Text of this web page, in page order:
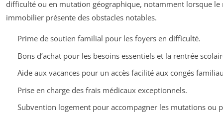
difficulté ou en mutation géographique, notamment lorsque le
immobilier présente des obstacles notables.
Prime de soutien familial pour les foyers en difficulté.
Bons d’achat pour les besoins essentiels et la rentrée
Aide aux vacances pour un accès facilité aux congés
Prise en charge des frais médicaux exceptionnels.
Subvention logement pour accompagner les mutations ou